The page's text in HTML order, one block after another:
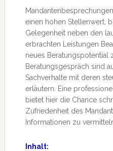
einen hohen Stellenwert,
Gelegenheit neben den
erbrachten Leistungen
neues Beratungspotential
Beratungsgespräch sind
Sachverhalte mit deren
erläutern. Eine
bietet hier die Chance
Zufriedenheit des
Informationen zu
Inhalt: